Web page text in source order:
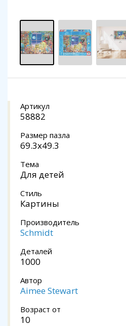
Артикул
58882
Размер пазла
69.3x49.3
Тема
Для детей
Стиль
Картины
Производитель
Schmidt
Деталей
1000
Автор
Aimee Stewart
Возраст от
10